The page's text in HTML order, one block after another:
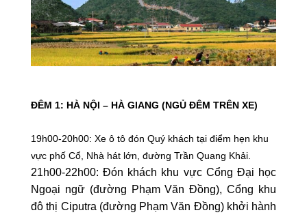
ĐÊM 1: HÀ NỘI – HÀ GIANG (NGỦ ĐÊM TRÊN XE)
19h00-20h00: Xe ô tô đón Quý khách tại điểm hẹn khu
vực phố Cổ, Nhà hát lớn, đường Trần Quang Khải.
21h00-22h00: Đón khách khu vực Cổng Đại học
Ngoại ngữ (đường Phạm Văn Đồng), Cổng khu
đô thị Ciputra (đường Phạm Văn Đồng) khởi hành